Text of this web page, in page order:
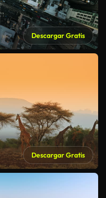
Descargar Gratis
Descargar Gratis